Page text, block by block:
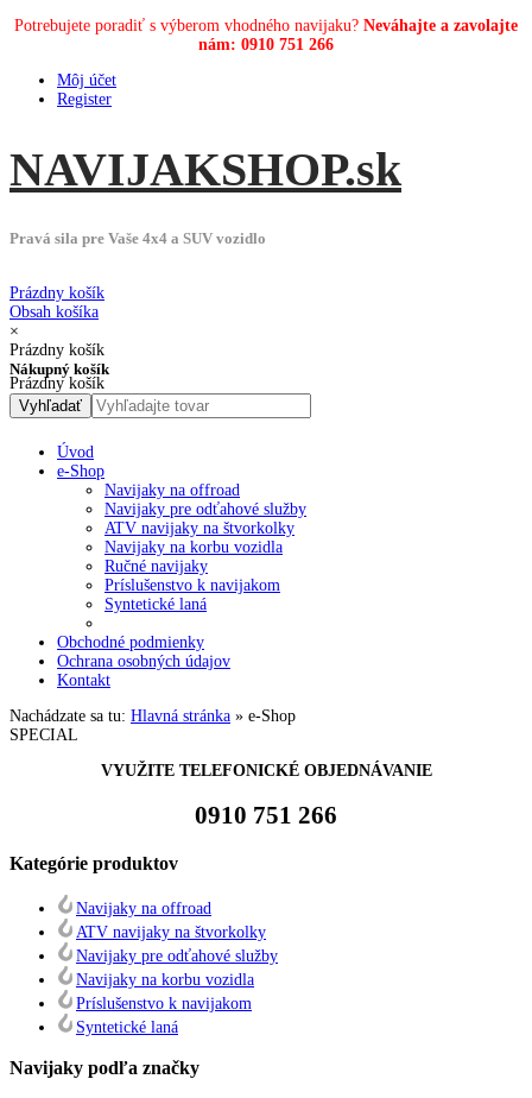
Potrebujete poradiť s výberom vhodného navijaku? Neváhajte a zavolajte
nám: 0910 751 266
Môj účet
Register
NAVIJAKSHOP.sk
Pravá sila pre Vaše 4x4 a SUV vozidlo
Prázdny košík
Obsah košíka
×
Prázdny košík
Nákupný košík
Prázdny košík
Úvod
e-Shop
Navijaky na offroad
Navijaky pre odťahové služby
ATV navijaky na štvorkolky
Navijaky na korbu vozidla
Ručné navijaky
Príslušenstvo k navijakom
Syntetické laná
Obchodné podmienky
Ochrana osobných údajov
Kontakt
Nachádzate sa tu: Hlavná stránka » e-Shop
SPECIAL
VYUŽITE TELEFONICKÉ OBJEDNÁVANIE
0910 751 266
Kategórie produktov
Navijaky na offroad
ATV navijaky na štvorkolky
Navijaky pre odťahové služby
Navijaky na korbu vozidla
Príslušenstvo k navijakom
Syntetické laná
Navijaky podľa značky